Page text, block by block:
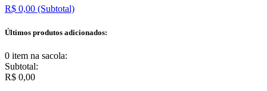
R$ 0,00 (Subtotal)
Últimos produtos adicionados:
0 item na sacola:
Subtotal:
R$ 0,00